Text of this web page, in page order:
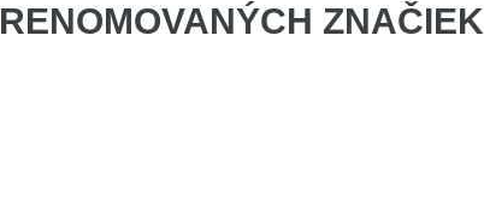
RENOMOVANÝCH ZNAČIEK